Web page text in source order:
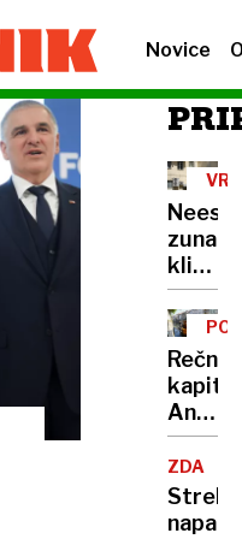
Novice
Rečni
Anže
Logar
izdelal
prvo
in
ZDA
napad